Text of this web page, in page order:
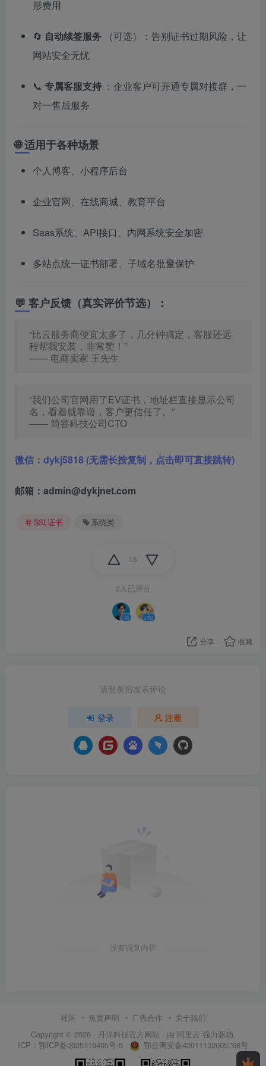
形费用
🔄 自动续签服务
（可选）：告别证书过期风险，让
网站安全无忧
📞 专属客服支持 ：企业客户可开通专属对接群，一
对一售后服务
🌐 适用于各种场景
个人博客、小程序后台
企业官网、在线商城、教育平台
Saas系统、API接口、内网系统安全加密
多站点统一证书部署、子域名批量保护
💬 客户反馈（真实评价节选）：
“比云服务商便宜太多了，几分钟搞定，客服还远
程帮我安装，非常赞！”
—— 电商卖家 王先生
“我们公司官网用了EV证书，地址栏直接显示公司
名，看着就靠谱，客户更信任了。”
—— 简答科技公司CTO
微信：dykj5818 (无需长按复制，点击即可直接跳转)
邮箱：admin@dykjnet.com
SSL证书 系统类
15
2人已评分
+5 +10
分享 收藏
请登录后发表评论
登录 注册
没有回复内容
社区 免责声明 广告合作
关于我们
Copyright © 2026 · 丹洋科技官方网站 · 由 阿里云 强力驱动.
ICP： 鄂ICP备2025119405号-5 鄂公网安备42011102005768号